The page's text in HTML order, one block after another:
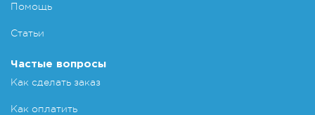
Помощь
Статьи
Частые вопросы
Как сделать заказ
Как оплатить